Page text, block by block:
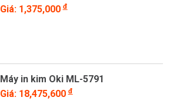
Giá: 1,375,000đ
Máy in kim Oki ML-5791
Giá: 18,475,600đ